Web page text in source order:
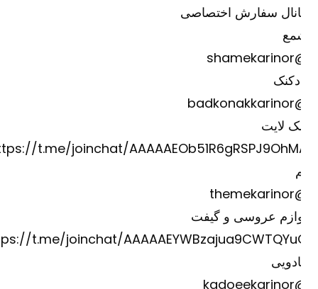
سفارش اختصاصی
لایت
https://t.me/joinchat/
عروسی و گیفت
https://t.me/joinchat/